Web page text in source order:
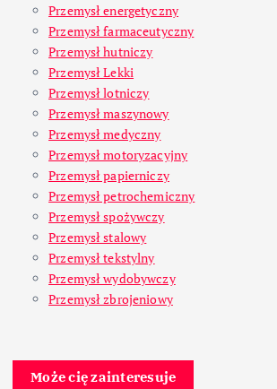
Przemysł energetyczny
Przemysł farmaceutyczny
Przemysł hutniczy
Przemysł Lekki
Przemysł lotniczy
Przemysł maszynowy
Przemysł medyczny
Przemysł motoryzacyjny
Przemysł papierniczy
Przemysł petrochemiczny
Przemysł spożywczy
Przemysł stalowy
Przemysł tekstylny
Przemysł wydobywczy
Przemysł zbrojeniowy
Może cię zainteresuje